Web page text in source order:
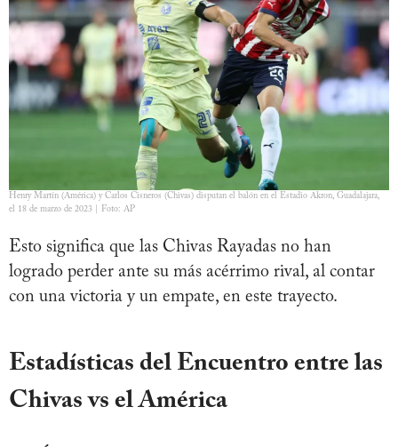
Henry Martín (América) y Carlos Cisneros (Chivas) disputan el balón en el Estadio Akron, Guadalajara,
el 18 de marzo de 2023 | Foto: AP
Esto significa que las Chivas Rayadas no han
logrado perder ante su más acérrimo rival, al contar
con una victoria y un empate, en este trayecto.
Estadísticas del Encuentro entre las
Chivas vs el América